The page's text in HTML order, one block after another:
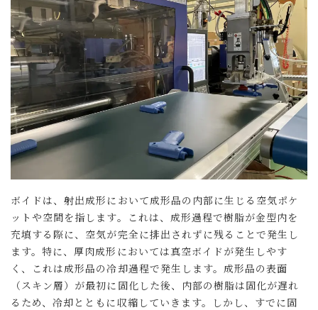
ボイドは、射出成形において成形品の内部に生じる空気ポケ
ットや空間を指します。これは、成形過程で樹脂が金型内を
充填する際に、空気が完全に排出されずに残ることで発生し
ます。特に、厚肉成形においては真空ボイドが発生しやす
く、これは成形品の冷却過程で発生します。成形品の表面
（スキン層）が最初に固化した後、内部の樹脂は固化が遅れ
るため、冷却とともに収縮していきます。しかし、すでに固